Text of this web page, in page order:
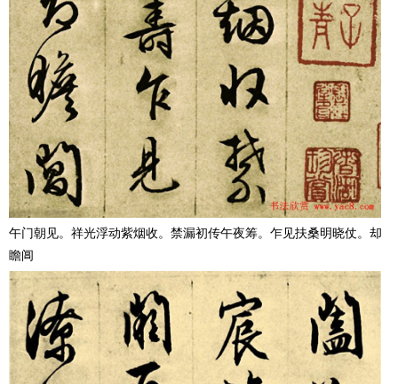
午门朝见。祥光浮动紫烟收。禁漏初传午夜筹。乍见扶桑明晓仗。却
瞻阊